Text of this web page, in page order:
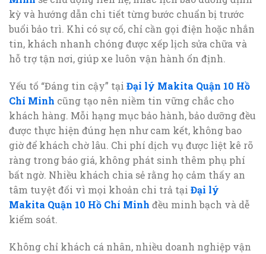
kỳ và hướng dẫn chi tiết từng bước chuẩn bị trước
buổi bảo trì. Khi có sự cố, chỉ cần gọi điện hoặc nhắn
tin, khách nhanh chóng được xếp lịch sửa chữa và
hỗ trợ tận nơi, giúp xe luôn vận hành ổn định.
Yếu tố “Đáng tin cậy” tại Đại lý Makita Quận 10 Hồ
Chí Minh cũng tạo nên niềm tin vững chắc cho
khách hàng. Mỗi hạng mục bảo hành, bảo dưỡng đều
được thực hiện đúng hẹn như cam kết, không bao
giờ để khách chờ lâu. Chi phí dịch vụ được liệt kê rõ
ràng trong báo giá, không phát sinh thêm phụ phí
bất ngờ. Nhiều khách chia sẻ rằng họ cảm thấy an
tâm tuyệt đối vì mọi khoản chi trả tại Đại lý
Makita Quận 10 Hồ Chí Minh đều minh bạch và dễ
kiểm soát.
Không chỉ khách cá nhân, nhiều doanh nghiệp vận